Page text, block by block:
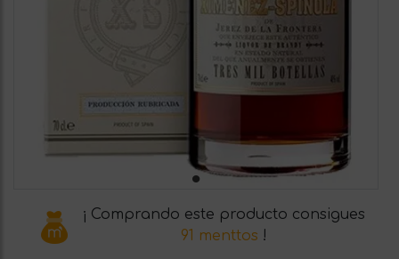
¡ Comprando este producto consigues
91 menttos !